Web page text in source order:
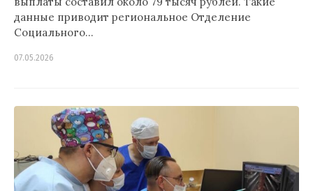
данные приводит региональное Отделение
Социального…
07.05.2026